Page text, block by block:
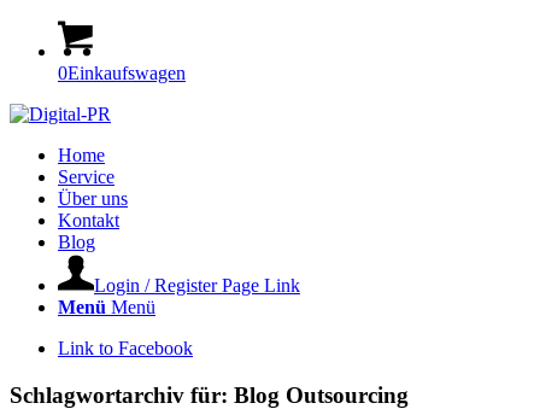
0Einkaufswagen
Home
Service
Über uns
Kontakt
Blog
Login / Register Page Link
Menü Menü
Link to Facebook
Schlagwortarchiv für: Blog Outsourcing